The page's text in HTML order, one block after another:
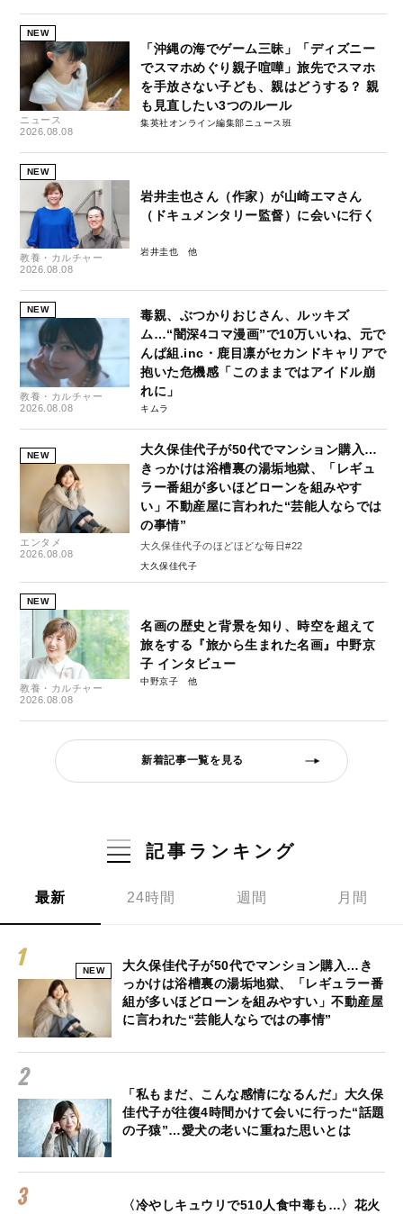
NEW
ニュース
2026.08.08
「沖縄の海でゲーム三昧」「ディズニー
でスマホめぐり親子喧嘩」旅先でスマホ
を手放さない子ども、親はどうする？ 親
も見直したい3つのルール
集英社オンライン編集部ニュース班
NEW
教養・カルチャー
2026.08.08
岩井圭也さん（作家）が山崎エマさん
（ドキュメンタリー監督）に会いに行く
岩井圭也
NEW
教養・カルチャー
2026.08.08
毒親、ぶつかりおじさん、ルッキズ
ム…“闇深4コマ漫画”で10万いいね、元で
んぱ組.inc・鹿目凛がセカンドキャリアで
抱いた危機感「このままではアイドル崩
れに」
キムラ
NEW
エンタメ
2026.08.08
大久保佳代子が50代でマンション購入…
きっかけは浴槽裏の湯垢地獄、「レギュ
ラー番組が多いほどローンを組みやす
い」不動産屋に言われた“芸能人ならでは
の事情”
大久保佳代子のほどほどな毎日#22
大久保佳代子
NEW
教養・カルチャー
2026.08.08
名画の歴史と背景を知り、時空を超えて
旅をする『旅から生まれた名画』中野京
子 インタビュー
中野京子
新着記事一覧を見る
記事ランキング
最新 24時間 週間 月間
NEW
大久保佳代子が50代でマンション購入…き
っかけは浴槽裏の湯垢地獄、「レギュラー番
組が多いほどローンを組みやすい」不動産屋
に言われた“芸能人ならではの事情”
「私もまだ、こんな感情になるんだ」大久保
佳代子が往復4時間かけて会いに行った“話題
の子猿”…愛犬の老いに重ねた思いとは
〈冷やしキュウリで510人食中毒も…〉花火